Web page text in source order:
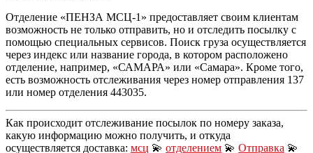
Отделение «ПЕНЗА МСЦ-1» предоставляет своим клиентам
возможность не только отправить, но и отследить посылку с
помощью специальных сервисов. Поиск груза осуществляется
через индекс или название города, в котором расположено
отделение, например, «САМАРА» или «Самара». Кроме того,
есть возможность отслеживания через номер отправления 137
или номер отделения 443035.
Как происходит отслеживание посылок по номеру заказа,
какую информацию можно получить, и откуда
осуществляется доставка: мсц 💫 отделением 💫 Отправка 💫